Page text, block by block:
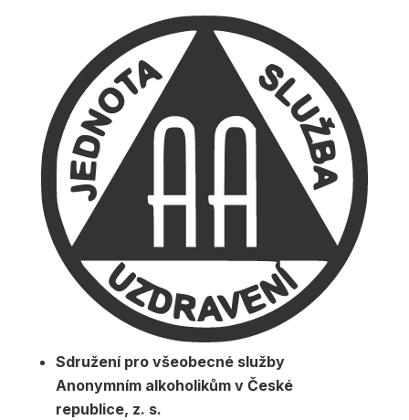
Sdružení pro všeobecné služby
Anonymním alkoholikům v České
republice, z. s.